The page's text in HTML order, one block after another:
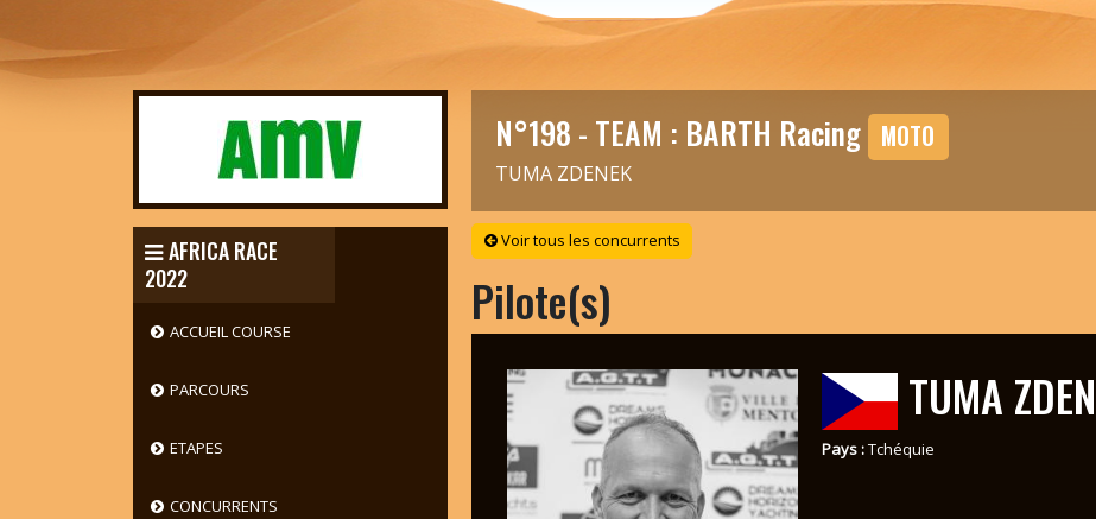
AFRICA RACE
2022
ACCUEIL COURSE
PARCOURS
ETAPES
CONCURRENTS
N°198 - TEAM : BARTH Racing MOTO
TUMA ZDENEK
Voir tous les concurrents
Pilote(s)
TUMA
Pays :Tchéquie